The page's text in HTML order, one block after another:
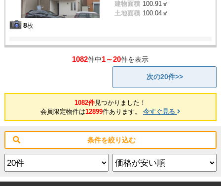
8枚
建物面積 100.91㎡
土地面積 100.04㎡
1082件中1～20件を表示
次の20件>>
1082件見つかりました！
会員限定物件は12899件あります。 今すぐ見る
条件を絞り込む